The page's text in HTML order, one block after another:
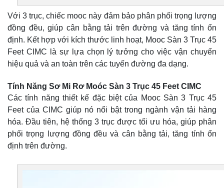
Với 3 trục, chiếc mooc này đảm bảo phân phối trọng lượng
đồng đều, giúp cân bằng tải trên đường và tăng tính ổn
định. Kết hợp với kích thước linh hoạt, Mooc Sàn 3 Trục 45
Feet CIMC là sự lựa chọn lý tưởng cho việc vận chuyển
hiệu quả và an toàn trên các tuyến đường đa dạng.
Tính Năng Sơ Mi Rơ Moóc Sàn 3 Trục 45 Feet CIMC
Các tính năng thiết kế đặc biệt của Mooc Sàn 3 Trục 45
Feet của CIMC giúp nó nổi bật trong ngành vận tải hàng
hóa. Đầu tiên, hệ thống 3 trục được tối ưu hóa, giúp phân
phối trọng lượng đồng đều và cân bằng tải, tăng tính ổn
định trên đường.